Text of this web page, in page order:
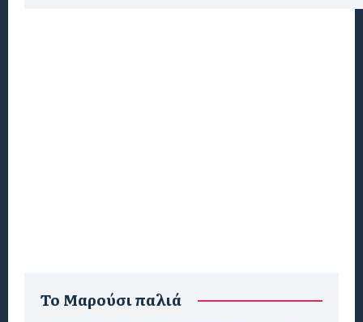
To Μαρούσι παλιά